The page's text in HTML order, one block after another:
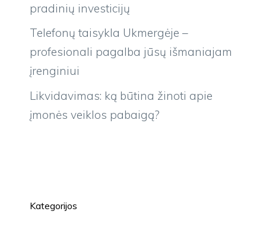
pradinių investicijų
Telefonų taisykla Ukmergėje –
profesionali pagalba jūsų išmaniajam
įrenginiui
Likvidavimas: ką būtina žinoti apie
įmonės veiklos pabaigą?
Kategorijos